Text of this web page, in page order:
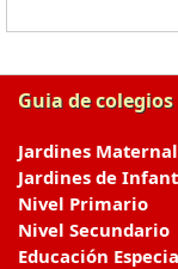
Guia de
Jardines
Jardines de
Nivel Primario
Nivel Secundario
Educación